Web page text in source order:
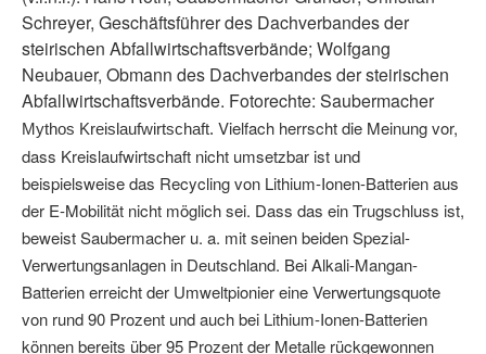
Schreyer, Geschäftsführer des Dachverbandes der
steirischen Abfallwirtschaftsverbände; Wolfgang
Neubauer, Obmann des Dachverbandes der steirischen
Abfallwirtschaftsverbände. Fotorechte: Saubermacher
Mythos Kreislaufwirtschaft. Vielfach herrscht die Meinung vor,
dass Kreislaufwirtschaft nicht umsetzbar ist und
beispielsweise das Recycling von Lithium-Ionen-Batterien aus
der E-Mobilität nicht möglich sei. Dass das ein Trugschluss ist,
beweist Saubermacher u. a. mit seinen beiden Spezial-
Verwertungsanlagen in Deutschland. Bei Alkali-Mangan-
Batterien erreicht der Umweltpionier eine Verwertungsquote
von rund 90 Prozent und auch bei Lithium-Ionen-Batterien
können bereits über 95 Prozent der Metalle rückgewonnen